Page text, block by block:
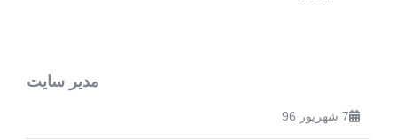
مدیر سایت
7 شهریور 96